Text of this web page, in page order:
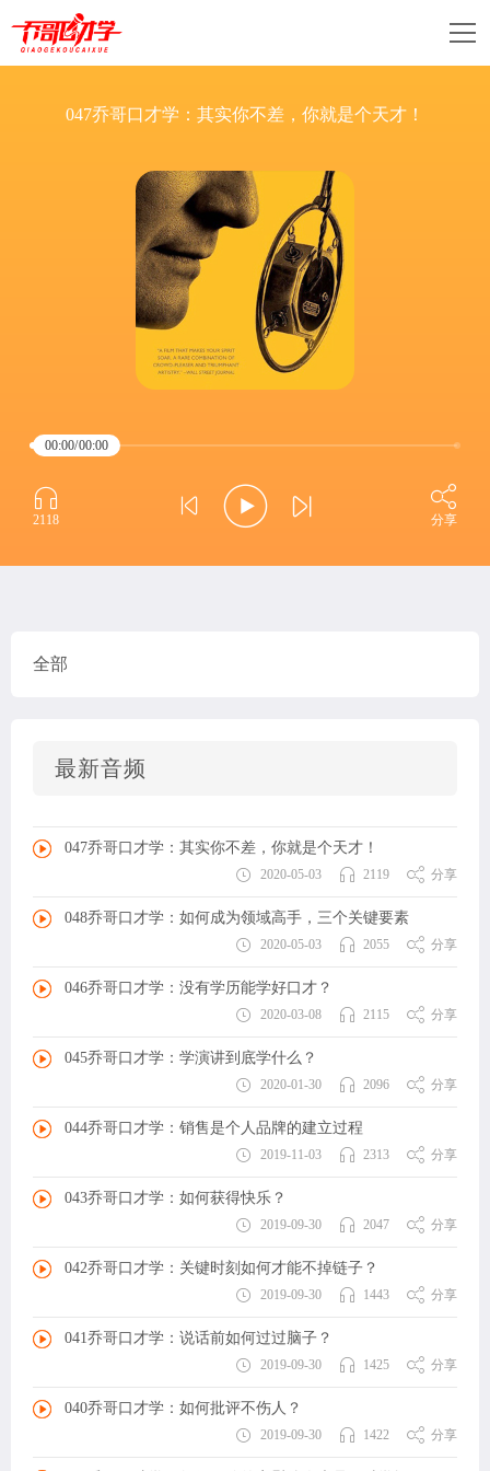
047乔哥口才学：其实你不差，你就是个天才！
00:00/00:00
2118 分享
全部
最新音频
047乔哥口才学：其实你不差，你就是个天才！
2020-05-03 2119 分享
048乔哥口才学：如何成为领域高手，三个关键要素
2020-05-03 2055 分享
046乔哥口才学：没有学历能学好口才？
2020-03-08 2115 分享
045乔哥口才学：学演讲到底学什么？
2020-01-30 2096 分享
044乔哥口才学：销售是个人品牌的建立过程
2019-11-03 2313 分享
043乔哥口才学：如何获得快乐？
2019-09-30 2047 分享
042乔哥口才学：关键时刻如何才能不掉链子？
2019-09-30 1443 分享
041乔哥口才学：说话前如何过过脑子？
2019-09-30 1425 分享
040乔哥口才学：如何批评不伤人？
2019-09-30 1422 分享